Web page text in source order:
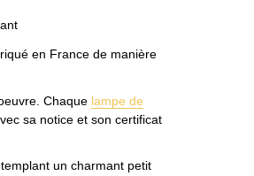
en France de manière
Chaque lampe de
sa notice et son certificat
un charmant petit